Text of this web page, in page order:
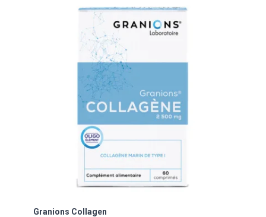
Granions Collagen